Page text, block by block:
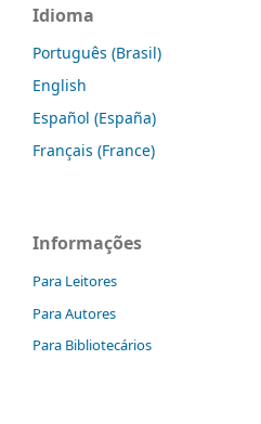
Idioma
Português (Brasil)
English
Español (España)
Français (France)
Informações
Para Leitores
Para Autores
Para Bibliotecários